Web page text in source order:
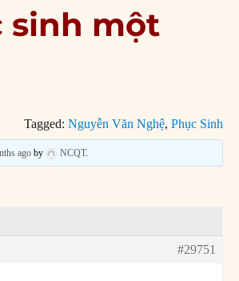
sinh một
Tagged:Nguyễn Văn Nghệ,Phục Sinh
agoby NCQT.
#29751